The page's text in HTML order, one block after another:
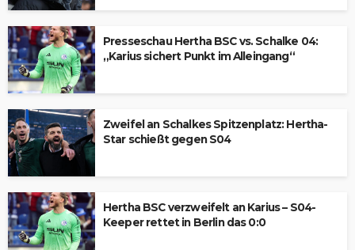
Presseschau Hertha BSC vs. Schalke 04:
„Karius sichert Punkt im Alleingang“
Zweifel an Schalkes Spitzenplatz: Hertha-
Star schießt gegen S04
Hertha BSC verzweifelt an Karius – S04-
Keeper rettet in Berlin das 0:0